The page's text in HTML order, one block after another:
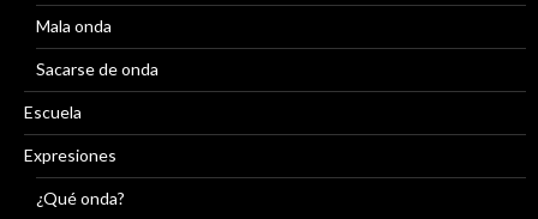
Mala onda
Sacarse de onda
Escuela
Expresiones
¿Qué onda?